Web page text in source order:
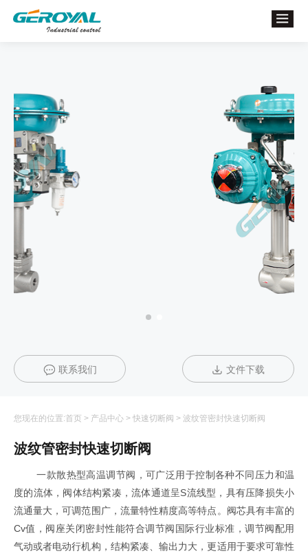
联系我们 文件下载
您现在的位置:首页 > 产品中心 > 快速切断阀 > 波纹管密封快速切断阀
波纹管密封快速切断阀
一款散热型高温调节阀，可广泛用于控制各种不同压力和温
度的流体，阀体结构紧凑，流体通道呈S流线型，具有压降损失小
流通量大，可调范围广，流量特性精度高等特点。阀芯具有丰富的
Cv值，阀座关闭密封性能符合调节阀国际行业标准，调节阀配用
气动或者电动行机构，结构紧凑、输出力大，更适用于要求可靠性